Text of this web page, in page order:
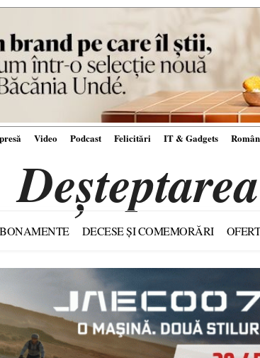
Video Podcast Felicitări IT & Gadgets
Deșteptarea
DECESE ȘI COMEMORĂRI